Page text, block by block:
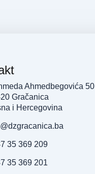
Ahmedbegovića 50
Gračanica
i Hercegovina
35 369 209
35 369 201